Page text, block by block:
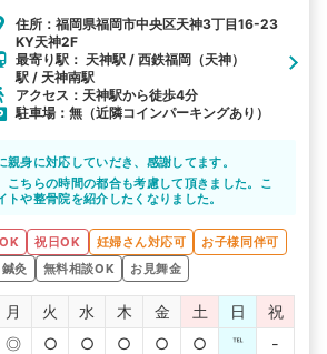
住所：福岡県福岡市中央区天神3丁目16-23
KY天神2F
最寄り駅： 天神駅 / 西鉄福岡（天神）
駅 / 天神南駅
アクセス：天神駅から徒歩4分
駐車場：無（近隣コインパーキングあり）
親身に対応していだき、感謝してます。
こちらの時間の都合も考慮して頂きました。こ
トや整骨院を紹介したくなりました。
祝日OK 妊婦さん対応可
お子様同伴可
鍼灸 無料相談OK お見舞金
月 火 水 木 金 土 日
祝
◎ ○ ○ ○ ○ ○ ℡ -